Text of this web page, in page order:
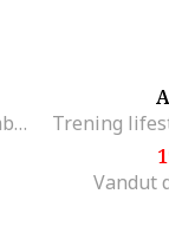
Trening din amestec de bumbac cu imprimeu, Alb/Albastru royal
Vandut